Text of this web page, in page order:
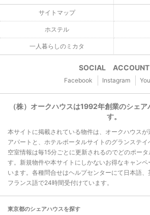
サイトマップ
ホステル
一人暮らしのミカタ
SOCIAL ACCOUNT
Facebook Instagram
（株）オークハウスは1992年創業のシェ
す。
本サイトに掲載されている物件は、オークハウスが
アパートと、ホテルポータルサイトのグランステイ
空室情報は毎15分ごとに更新されるのでどのポー
す。新規物件や本サイトにしかないお得なキャン
います。各種問合せはヘルプセンターにて日本語、
フランス語で24時間受付けています。
東京都のシェアハウスを探す